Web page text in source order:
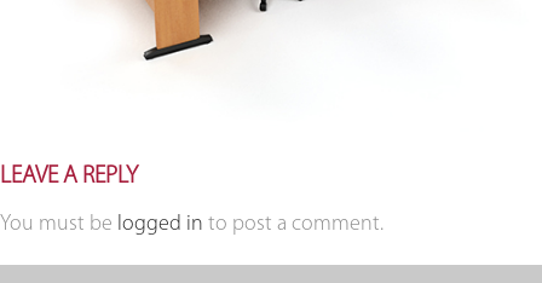
LEAVE A REPLY
You must be logged in to post a comment.